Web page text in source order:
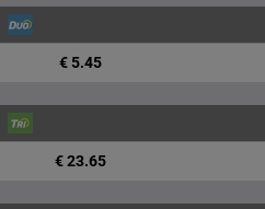
€ 5.45
€ 23.65